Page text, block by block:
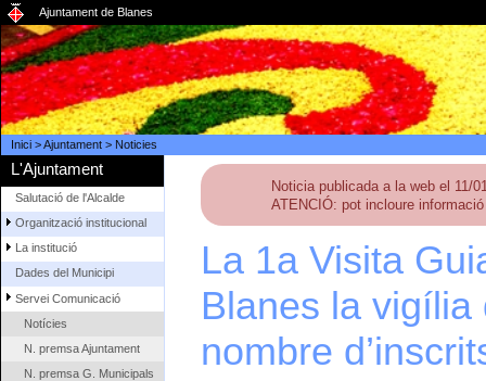
Ajuntament de Blanes
Inici>Ajuntament> Noticies
L'Ajuntament
Salutació de l'Alcalde
Organització institucional
La institució
Dades del Municipi
Servei Comunicació
Notícies
N. premsa Ajuntament
N. premsa G. Municipals
Noticia publicada a la web el 11/
ATENCIÓ: pot incloure
La 1a Visita
Blanes la vigília
nombre